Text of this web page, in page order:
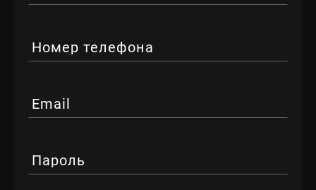
Номер телефона
Email
Пароль